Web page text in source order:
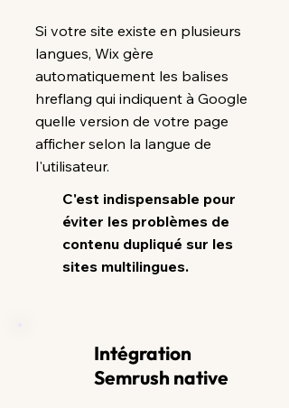
Si votre site existe en plusieurs
langues, Wix gère
automatiquement les balises
hreflang qui indiquent à Google
quelle version de votre page
afficher selon la langue de
l'utilisateur.
C'est indispensable pour
éviter les problèmes de
contenu dupliqué sur les
sites multilingues.
Intégration
Semrush native